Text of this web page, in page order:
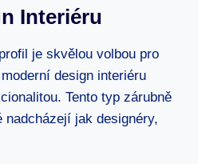
Interiéru
je skvělou volbou pro
design interiéru
Tento typ zárubně
jak designéry,